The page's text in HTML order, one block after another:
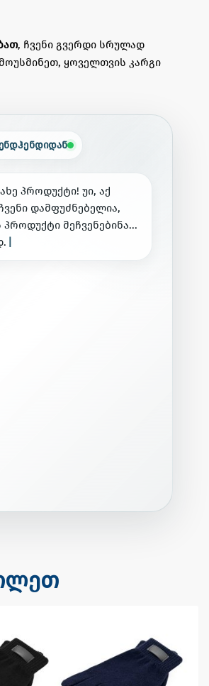
, ჩვენი გვერდი სრულად
ყოველთვის კარგი
ახე პროდუქტი! უი, აქ
ვენი დამფუძნებელია,
პროდუქტი მეჩვენებინა...
.